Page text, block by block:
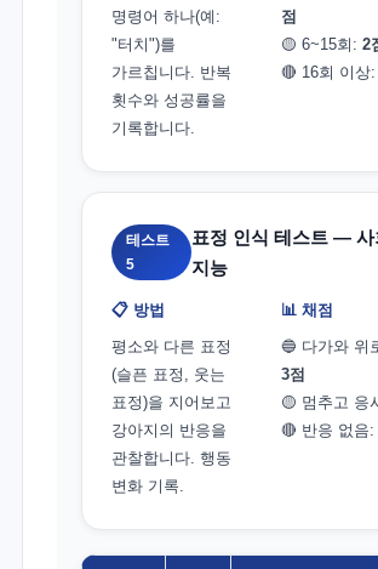
명령어 하나(예:
"터치")를
가르칩니다. 반복
횟수와 성공률을
기록합니다.
점
🟡 6~15회: 2
🔴 16회 이상:
테스트
5
표정 인식 테스트 — 사
지능
📋 방법
평소와 다른 표정
(슬픈 표정, 웃는
표정)을 지어보고
강아지의 반응을
관찰합니다. 행동
변화 기록.
📊 채점
🔵 다가와 위
3점
🟡 멈추고 응
🔴 반응 없음: